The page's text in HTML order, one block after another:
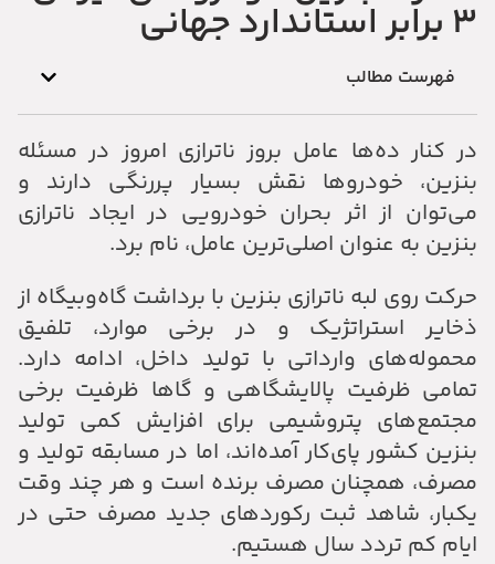
۳ برابر استاندارد جهانی
فهرست مطالب
در کنار ده‌ها عامل بروز ناترازی امروز در مسئله
بنزین، خودروها نقش بسیار پررنگی دارند و
می‌توان از اثر بحران خودرویی در ایجاد ناترازی
بنزین به عنوان اصلی‌ترین عامل، نام برد.
حرکت روی لبه ناترازی بنزین با برداشت گاه‌وبیگاه از
ذخایر استراتژیک و در برخی موارد، تلفیق
محموله‌های وارداتی با تولید داخل، ادامه دارد.
تمامی ظرفیت پالایشگاهی و گاها ظرفیت برخی
مجتمع‌های پتروشیمی برای افزایش کمی تولید
بنزین کشور پای‌کار آمده‌اند، اما در مسابقه تولید و
مصرف، همچنان مصرف برنده است و هر چند وقت
یکبار، شاهد ثبت رکوردهای جدید مصرف حتی در
ایام کم تردد سال هستیم.